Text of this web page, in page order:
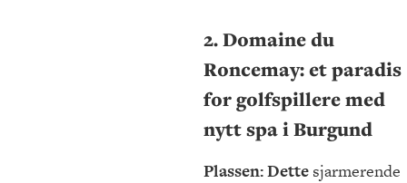
2. Domaine du
Roncemay: et paradis
for golfspillere med
nytt spa i Burgund
Plassen: Dette sjarmerende